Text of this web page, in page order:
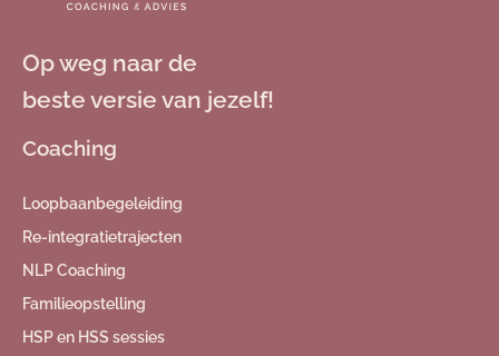
Op weg naar de
beste versie van jezelf!
Coaching
Loopbaanbegeleiding
Re-integratietrajecten​
NLP Coaching
Familieopstelling
HSP en HSS sessies